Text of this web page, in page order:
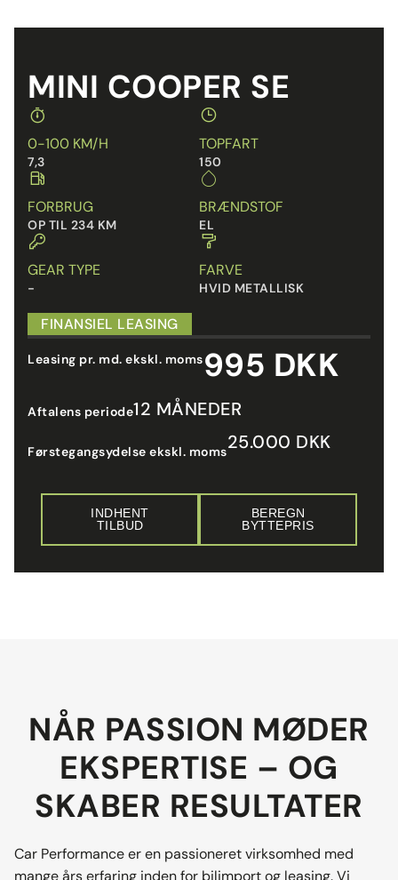
MINI COOPER SE
0-100 KM/H
7,3
TOPFART
150
FORBRUG
OP TIL 234 KM
BRÆNDSTOF
EL
GEAR TYPE
-
FARVE
HVID METALLISK
FINANSIEL LEASING
Leasing pr. md. ekskl. moms995 DKK
Aftalens periode12 MÅNEDER
Førstegangsydelse ekskl. moms25.000 DKK
INDHENT
TILBUD
BEREGN
BYTTEPRIS
NÅR PASSION MØDER
EKSPERTISE – OG
SKABER RESULTATER
Car Performance er en passioneret virksomhed med